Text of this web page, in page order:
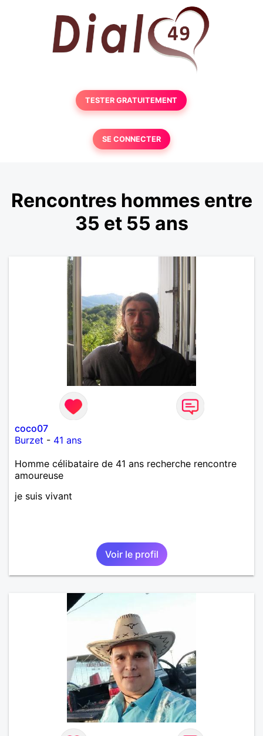
TESTER GRATUITEMENT
SE CONNECTER
Rencontres hommes entre
35 et 55 ans
coco07
Burzet - 41 ans
Homme célibataire de 41 ans recherche rencontre
amoureuse
je suis vivant
Voir le profil